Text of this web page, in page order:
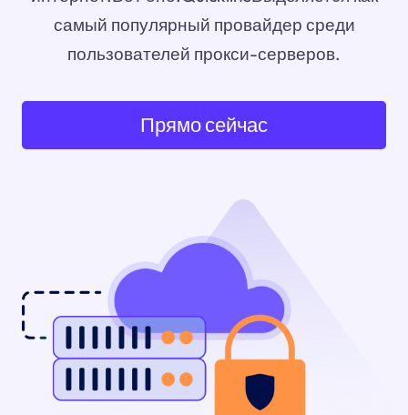
самый популярный провайдер среди
пользователей прокси-серверов.
Прямо сейчас